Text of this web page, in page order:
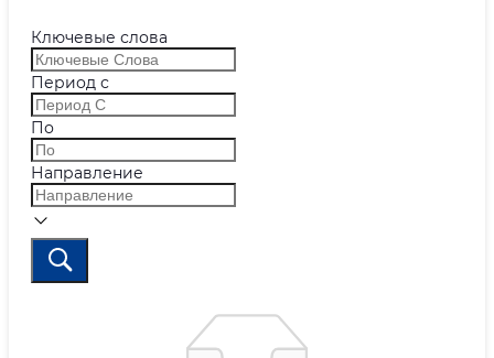
Ключевые слова
Период с
По
Направление